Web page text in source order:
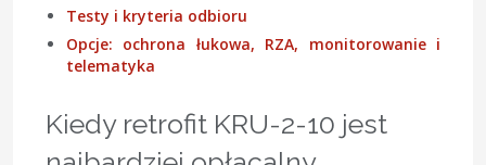
Testy i kryteria odbioru
Opcje: ochrona łukowa, RZA, monitorowanie i
telematyka
Kiedy retrofit KRU-2-10 jest